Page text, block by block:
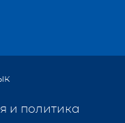
и политика